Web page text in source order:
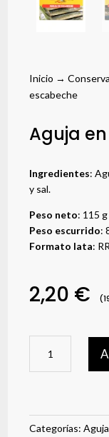
Inicio →
escabeche
Aguja
Ingredientes:
y sal.
Peso neto: 115 g
Peso escurrido:
Formato lata:
2,20 €
escabeche
Categorías:Aguja